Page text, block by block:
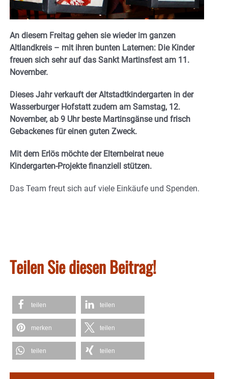
An diesem Freitag gehen sie wieder im ganzen
Altlandkreis – mit ihren bunten Laternen: Die Kinder
freuen sich sehr auf das Sankt Martinsfest am 11.
November.
Dieses Jahr verkauft der Altstadtkindergarten in der
Wasserburger Hofstatt zudem am Samstag, 12.
November, ab 9 Uhr beste Martinsgänse und frisch
Gebackenes für einen guten Zweck.
Mit dem Erlös möchte der Elternbeirat neue
Kindergarten-Projekte finanziell stützen.
Das Team freut sich auf viele Einkäufe und Spenden.
Teilen Sie diesen Beitrag!
teilen teilen
merken teilen
teilen teilen